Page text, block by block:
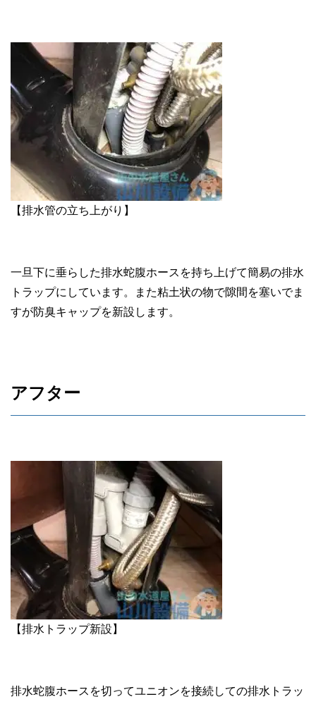
【排水管の立ち上がり】
一旦下に垂らした排水蛇腹ホースを持ち上げて簡易の排水
トラップにしています。また粘土状の物で隙間を塞いでま
すが防臭キャップを新設します。
アフター
【排水トラップ新設】
排水蛇腹ホースを切ってユニオンを接続しての排水トラッ